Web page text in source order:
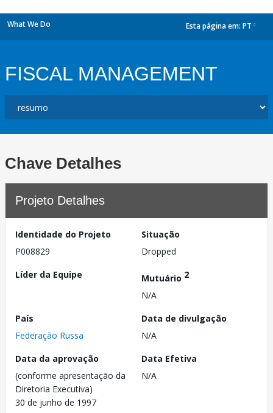
What We Do Esta página em: PT
FISCAL MANAGEMENT
Chave Detalhes
Projeto Detalhes
Identidade do Projeto
P008829
Situação
Dropped
Líder da Equipe
Mutuário 2
N/A
País
Federação Russa
Data de divulgação
N/A
Data da aprovação
(conforme apresentação da
Diretoria Executiva)
30 de junho de 1997
Data Efetiva
N/A